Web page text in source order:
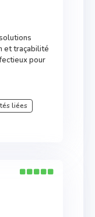
et traçabilité
pour
liées